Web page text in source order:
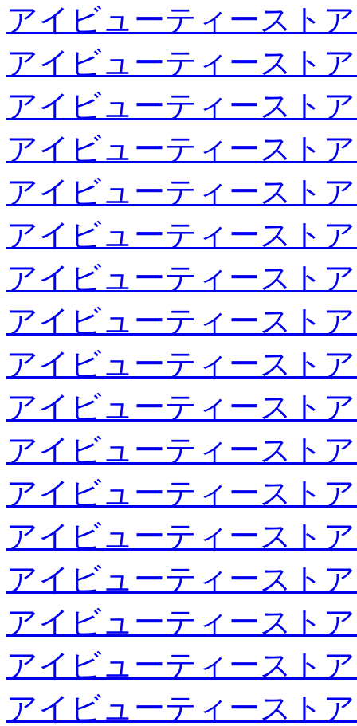
アイビューティースト
アイビューティースト
アイビューティースト
アイビューティースト
アイビューティースト
アイビューティースト
アイビューティースト
アイビューティースト
アイビューティースト
アイビューティースト
アイビューティースト
アイビューティースト
アイビューティースト
アイビューティースト
アイビューティースト
アイビューティースト
アイビューティースト